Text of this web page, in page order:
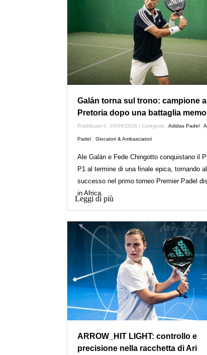
Galán torna sul trono: campione a
Pretoria dopo una battaglia
Pubblicato il : 03/08/2026 | Categoria : Adidas Padel,
Padel, Giocatori & Ambasciatori
Ale Galán e Fede Chingotto conquistano il
P1 al termine di una finale epica, tornando al
successo nel primo torneo Premier Padel
in Africa.
Leggi di più
ARROW_HIT LIGHT: controllo e
precisione nella racchetta di Ari